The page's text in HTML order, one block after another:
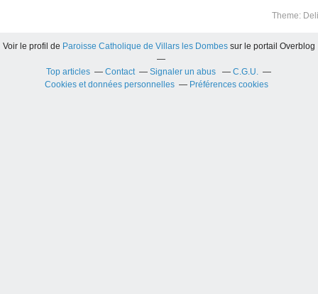
Theme:
Voir le profil de Paroisse Catholique de Villars les Dombes sur le portail Overblog
Top articles Contact Signaler un abus
C.G.U.
Cookies et données personnelles
Préférences cookies